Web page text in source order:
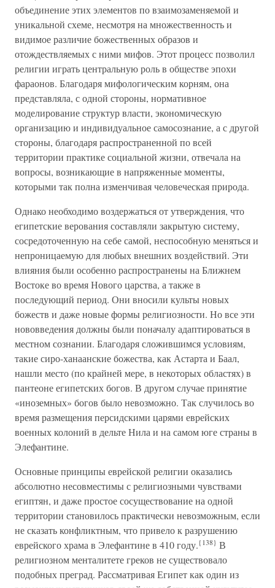
объединение этих элементов по взаимозаменяемой и
уникальной схеме, несмотря на множественность и
видимое различие божественных образов и
отождествляемых с ними мифов. Этот процесс позволил
религии играть центральную роль в обществе эпохи
фараонов. Благодаря мифологическим корням, она
представляла, с одной стороны, нормативное
моделирование структур власти, экономическую
организацию и индивидуальное самосознание, а с другой
стороны, благодаря распространенной по всей
территории практике социальной жизни, отвечала на
вопросы, возникающие в напряженные моменты,
которыми так полна изменчивая человеческая природа.
Однако необходимо воздержаться от утверждения, что
египетские верования составляли закрытую систему,
сосредоточенную на себе самой, неспособную меняться и
непроницаемую для любых внешних воздействий. Эти
влияния были особенно распространены на Ближнем
Востоке во время Нового царства, а также в
последующий период. Они вносили культы новых
божеств и даже новые формы религиозности. Но все эти
нововведения должны были поначалу адаптироваться в
местном сознании. Благодаря сложившимся условиям,
такие сиро-ханаанские божества, как Астарта и Баал,
нашли место (по крайней мере, в некоторых областях) в
пантеоне египетских богов. В другом случае принятие
«иноземных» богов было невозможно. Так случилось во
время размещения персидскими царями еврейских
военных колоний в дельте Нила и на самом юге страны в
Элефантине.
Основные принципы еврейской религии оказались
абсолютно несовместимы с религиозными чувствами
египтян, и даже простое сосуществование на одной
территории становилось практически невозможным, если
не сказать конфликтным, что привело к разрушению
еврейского храма в Элефантине в 410 году.{138} В
религиозном менталитете греков не существовало
подобных преград. Рассматривая Египет как один из